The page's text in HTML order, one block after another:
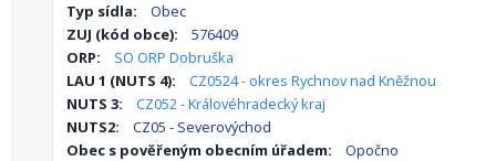
Typ sídla:
Obec
ZUJ (kód obce):
576409
ORP:
SO ORP Dobruška
LAU 1 (NUTS 4):
CZ0524 - okres Rychnov nad Kněžnou
NUTS 3:
CZ052 - Královéhradecký kraj
NUTS2:
CZ05 - Severovýchod
Obec s pověřeným obecním úřadem:
Opočno